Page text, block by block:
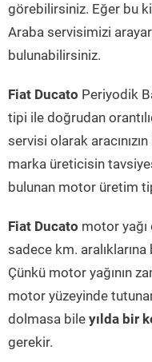
görebilirsiniz. Eğer bu
Araba servisimizi
bulunabilirsiniz.
Fiat Ducato Periyodik
tipi ile doğrudan
servisi olarak
marka üreticisin
bulunan motor üretim
Fiat Ducato motor yağı
sadece km. aralıklarına
Çünkü motor yağının
motor yüzeyinde
dolmasa bile yılda bir
gerekir.